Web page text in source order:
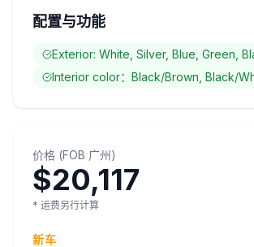
配置与功能
Exterior: White, Silver, Blue, Green,
Interior color：Black/Brown, Black/
价格 (FOB 广州)
$20,117
* 运费另行计算
新车